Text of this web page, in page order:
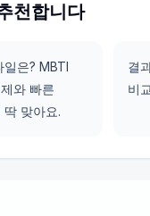
천합니다
은? MBTI
와 빠른
딱 맞아요.
결
비